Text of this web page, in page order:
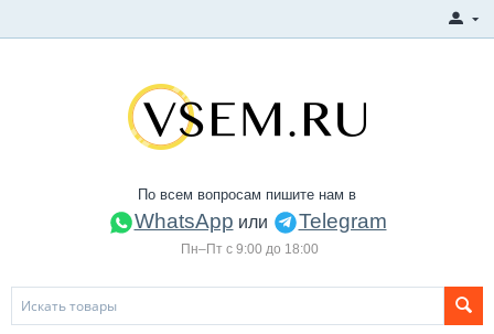
По всем вопросам пишите нам в
WhatsApp или Telegram
Пн–Пт с 9:00 до 18:00